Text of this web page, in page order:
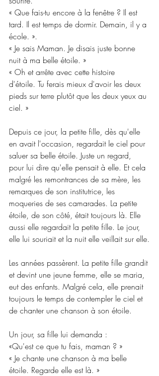
« Que fais-tu encore à la fenêtre ? Il est
tard. Il est temps de dormir. Demain, il y a
école. ».
« Je sais Maman. Je disais juste bonne
nuit à ma belle étoile. »
« Oh et arrête avec cette histoire
d'étoile. Tu ferais mieux d'avoir les deux
pieds sur terre plutôt que les deux yeux au
ciel. »
Depuis ce jour, la petite fille, dès qu'elle
en avait l'occasion, regardait le ciel pour
saluer sa belle étoile. Juste un regard,
pour lui dire qu'elle pensait à elle. Et cela
malgré les remontrances de sa mère, les
remarques de son institutrice, les
moqueries de ses camarades. La petite
étoile, de son côté, était toujours là. Elle
aussi elle regardait la petite fille. Le jour,
elle lui souriait et la nuit elle veillait sur elle.
Les années passèrent. La petite fille grandit
et devint une jeune femme, elle se maria,
eut des enfants. Malgré cela, elle prenait
toujours le temps de contempler le ciel et
de chanter une chanson à son étoile.
Un jour, sa fille lui demanda :
«Qu'est ce que tu fais, maman ? »
« Je chante une chanson à ma belle
étoile. Regarde elle est là. »